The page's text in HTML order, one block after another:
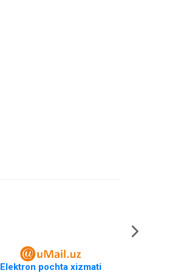
Elektron pochta xizmati